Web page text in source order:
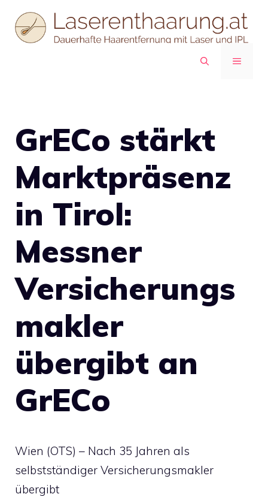
Inhalt
springen
MENÜ
GrECo stärkt
Marktpräsenz
in Tirol:
Messner
Versicherungs
makler
übergibt an
GrECo
Wien (OTS) – Nach 35 Jahren als
selbstständiger Versicherungsmakler
übergibt